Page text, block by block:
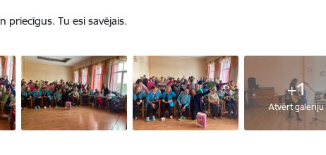
priecīgus. Tu esi savējais.
+1
Atvērt galeriju